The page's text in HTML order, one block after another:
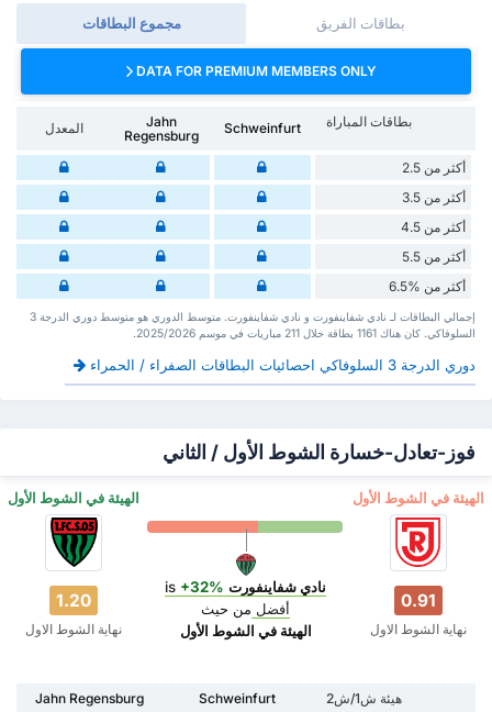
مجموع البطاقات بطاقات الفريق
DATA FOR PREMIUM MEMBERS ONLY
بطاقات المباراة Schweinfurt
Jahn
Regensburg
المعدل
أكثر من 2.5
أكثر من 3.5
أكثر من 4.5
أكثر من 5.5
أكثر من %6.5
إجمالي البطاقات لـ نادي شفاينفورت و نادي شفاينفورت. متوسط الدوري هو متوسط دوري الدرجة 3
السلوفاكي. كان هناك 1161 بطاقة ‏خلال 211 مباريات في موسم 2025/2026.
دوري الدرجة 3 السلوفاكي احصائيات البطاقات الصفراء / الحمراء
فوز-تعادل-خسارة الشوط الأول / الثاني
‏الهيئة في الشوط الأول ‏الهيئة في الشوط الأول
1.20
نهاية الشوط الاول
نادي شفاينفورتis
+32%
أفضل من حيث
‏الهيئة في الشوط الأول
0.91
نهاية الشوط الاول
هيئة ش1/ش2 Schweinfurt
Jahn Regensburg